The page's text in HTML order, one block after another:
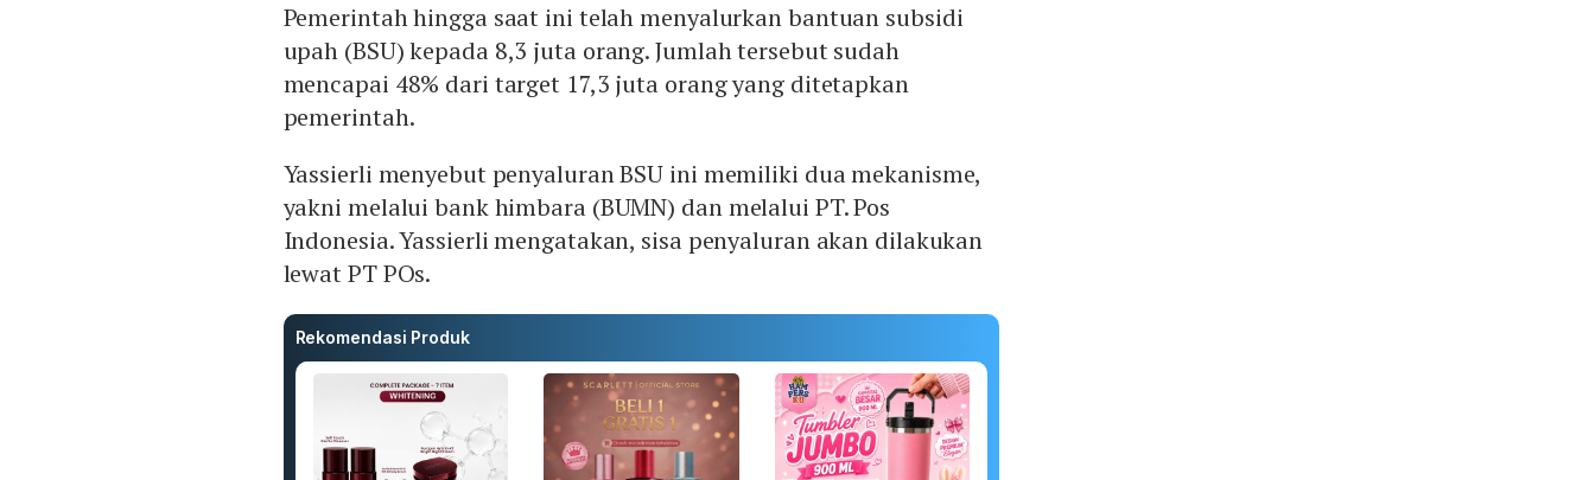
Pemerintah hingga saat ini telah menyalurkan bantuan subsidi
upah (BSU) kepada 8,3 juta orang. Jumlah tersebut sudah
mencapai 48% dari target 17,3 juta orang yang ditetapkan
pemerintah.
Yassierli menyebut penyaluran BSU ini memiliki dua mekanisme,
yakni melalui bank himbara (BUMN) dan melalui PT. Pos
Indonesia. Yassierli mengatakan, sisa penyaluran akan dilakukan
lewat PT POs.
Rekomendasi Produk